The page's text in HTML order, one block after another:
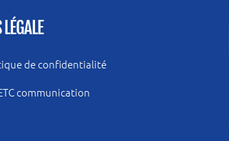
LÉGALE
de confidentialité
communication